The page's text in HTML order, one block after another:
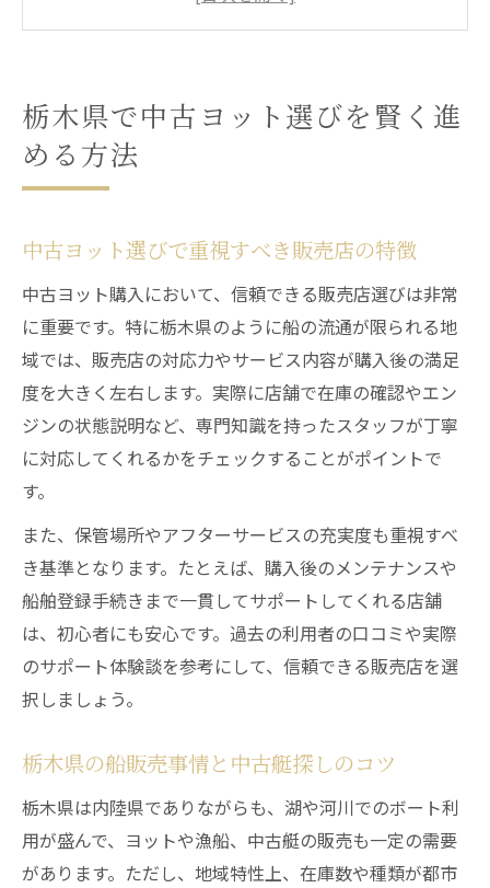
中古ヨット購入なら栃木エリアのポイント集
栃木県で人気の中古ヨット購入法とは
中古ヨット購入時のチェックリスト作成法
探し
栃木のボート市場と中古艇選びの裏技
理想の一艇を手に入れる基本の流れ
中古ヨット購入前に知るべき船販売の流れ
理想の一艇を見極める船販売のチェック
中古ヨット選びで役立つ船販売の知識
購入希望条件に合う船販売方法を探す
安全なボートライフへ船販売の賢いコツ
安全な船販売選びで中古ヨットを手に入れ
る
船販売時に重視したい安全装備の確認
中古艇購入後のサポートが充実した販売店
ボートライフ初心者が安心できる船販売術
中古ヨットの魅力や選び方を徹底解説
栃木県で中古ヨット選びを賢く進
める方法
中古ヨット選びで重視すべき販売店の特徴
中古ヨット購入において、信頼できる販売店選びは非常
に重要です。特に栃木県のように船の流通が限られる地
域では、販売店の対応力やサービス内容が購入後の満足
度を大きく左右します。実際に店舗で在庫の確認やエン
ジンの状態説明など、専門知識を持ったスタッフが丁寧
に対応してくれるかをチェックすることがポイントで
す。
また、保管場所やアフターサービスの充実度も重視すべ
き基準となります。たとえば、購入後のメンテナンスや
船舶登録手続きまで一貫してサポートしてくれる店舗
は、初心者にも安心です。過去の利用者の口コミや実際
のサポート体験談を参考にして、信頼できる販売店を選
択しましょう。
栃木県の船販売事情と中古艇探しのコツ
栃木県は内陸県でありながらも、湖や河川でのボート利
用が盛んで、ヨットや漁船、中古艇の販売も一定の需要
があります。ただし、地域特性上、在庫数や種類が都市